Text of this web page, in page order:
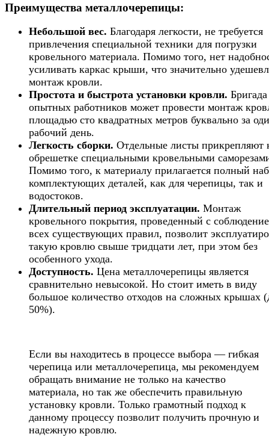
Преимущества металлочерепицы:
Небольшой вес. Благодаря легкости, не требуется
привлечения специальной техники для погрузки
кровельного материала. Помимо того, нет
усиливать каркас крыши, что значительно
монтаж кровли.
Простота и быстрота установки кровли. Бригада
опытных работников может провести монтаж
площадью сто квадратных метров буквально за
рабочий день.
Легкость сборки. Отдельные листы прикрепляют
обрешетке специальными кровельными
Помимо того, к материалу прилагается полный
комплектующих деталей, как для черепицы, так и
водостоков.
Длительный период эксплуатации. Монтаж
кровельного покрытия, проведенный с
всех существующих правил, позволит
такую кровлю свыше тридцати лет, при этом без
особенного ухода.
Доступность. Цена металлочерепицы является
сравнительно невысокой. Но стоит иметь в виду
большое количество отходов на сложных крышах
50%).
Если вы находитесь в процессе выбора — гибкая
черепица или металлочерепица, мы рекомендуем
обращать внимание не только на качество
материала, но так же обеспечить правильную
установку кровли. Только грамотный подход к
данному процессу позволит получить прочную и
надежную кровлю.